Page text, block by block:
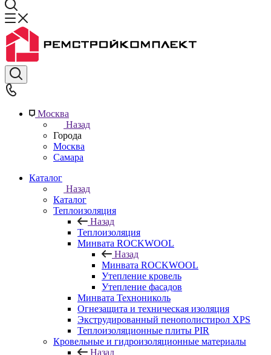
Москва
Назад
Города
Москва
Самара
Каталог
Назад
Каталог
Теплоизоляция
Назад
Теплоизоляция
Минвата ROCKWOOL
Назад
Минвата ROCKWOOL
Утепление кровель
Утепление фасадов
Минвата Технониколь
Огнезащита и техническая изоляция
Экструдированный пенополистирол XPS
Теплоизоляционные плиты PIR
Кровельные и гидроизоляционные материалы
Назад